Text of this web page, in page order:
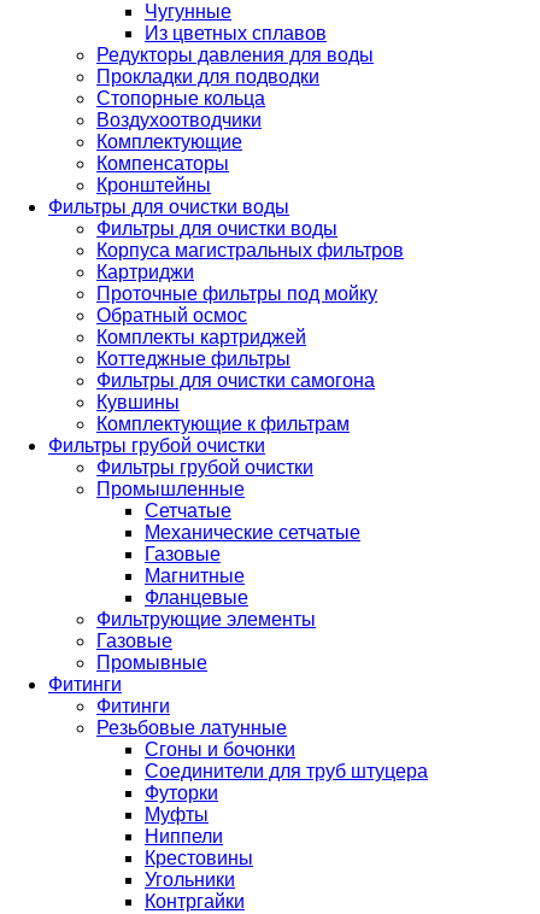
Чугунные
Из цветных сплавов
Редукторы давления для воды
Прокладки для подводки
Стопорные кольца
Воздухоотводчики
Комплектующие
Компенсаторы
Кронштейны
Фильтры для очистки воды
Фильтры для очистки воды
Корпуса магистральных фильтров
Картриджи
Проточные фильтры под мойку
Обратный осмос
Комплекты картриджей
Коттеджные фильтры
Фильтры для очистки самогона
Кувшины
Комплектующие к фильтрам
Фильтры грубой очистки
Фильтры грубой очистки
Промышленные
Сетчатые
Механические сетчатые
Газовые
Магнитные
Фланцевые
Фильтрующие элементы
Газовые
Промывные
Фитинги
Фитинги
Резьбовые латунные
Сгоны и бочонки
Соединители для труб штуцера
Футорки
Муфты
Ниппели
Крестовины
Угольники
Контргайки